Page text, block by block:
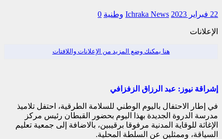
22 فبراير 2023 Ichraka News وطنية 0
الإعلانات
هنا يمكنك وضع المزيد من الإعلانات واللافتات
إشراقة نيوز: عبد الرزاق الزفزافي
في إطار الاحتفال باليوم الوطني للسلامة الطرقية، احتفل تلاميذ
مدرسة الدروة الجديدة بهذا اليوم بحضور القبطان رئيس مركز
الإغاثة للوقاية المدنية مرفوقا برقيبين، بالاضافة إلى جمعية تعليم
السياقة، وممثلين عن السلطة المحلية.